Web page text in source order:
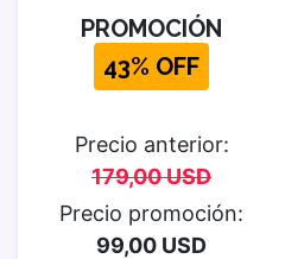
PROMOCIÓN
43% OFF
Precio anterior:
179,00 USD
Precio promoción:
99,00 USD